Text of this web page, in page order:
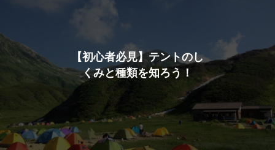
【初心者必見】テントのし
くみと種類を知ろう！